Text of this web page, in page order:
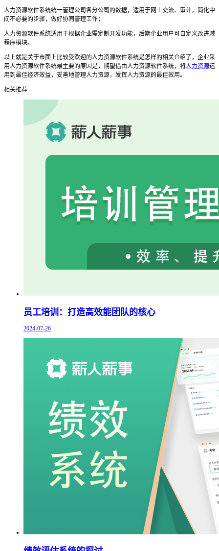
人力资源软件系统统一管理公司各分公司的数据，适用于网上交流、 审计，简化中
间不必要的步骤，做好协同管理工作；
人力资源软件系统适用于根据企业需定制开发功能，后期企业用户可自定义改进减
程序模块。
以上就是关于市面上比较受欢迎的人力资源软件系统是怎样的相关介绍了，企业采
用人力资源软件系统最主要的原因是，期望借由人力资源软件系统，将人力资源运
用到最佳经济效益，妥善地管理人力资源，发挥人力资源的最佳效用。
相关推荐
员工培训：打造高效能团队的核心
2024-07-26